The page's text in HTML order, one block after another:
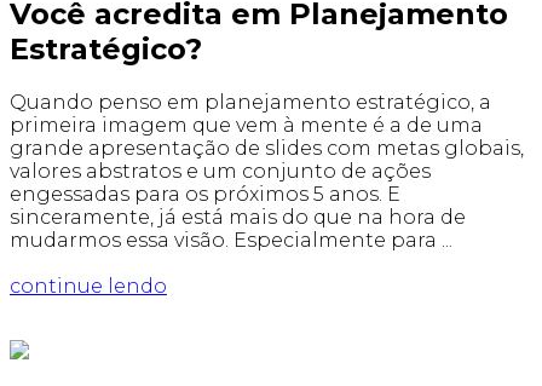
Você acredita em Planejamento
Estratégico?
Quando penso em planejamento estratégico, a
primeira imagem que vem à mente é a de uma
grande apresentação de slides com metas globais,
valores abstratos e um conjunto de ações
engessadas para os próximos 5 anos. E
sinceramente, já está mais do que na hora de
mudarmos essa visão. Especialmente para ...
continue lendo